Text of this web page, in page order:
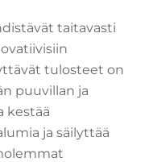
taitavasti
tulosteet on
puuvillan ja
kestää
ja säilyttää